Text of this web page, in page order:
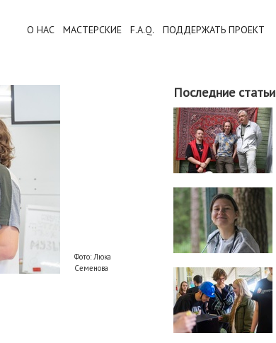
О НАС МАСТЕРСКИЕ F.A.Q. ПОДДЕРЖАТЬ ПРОЕКТ
Фото: Люка
Семенова
Последние статьи